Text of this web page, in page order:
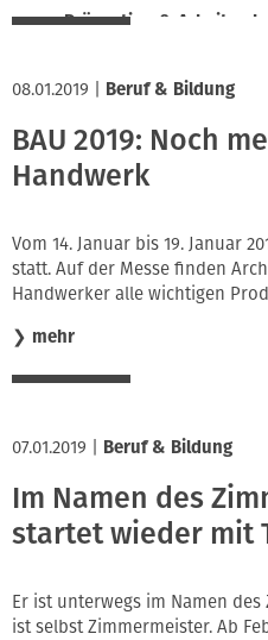
Prävention &
Soziales & Tarifpolitik
Verband & Innungen
Innung
08.01.2019 Beruf & Bildung
BAU 2019: Noch
Handwerk
Vom 14. Januar bis 19. Januar
statt. Auf der Messe finden
Handwerker alle wichtigen
❯ mehr
07.01.2019 Beruf & Bildung
Im Namen des
startet wieder mit
Er ist unterwegs im Namen
ist selbst Zimmermeister. Ab